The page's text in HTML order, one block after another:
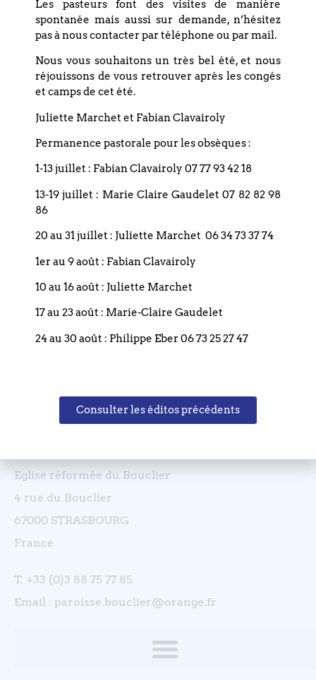
+ Ajouter à mon Agenda Google
+ Exporter vers iCal
Suivant
Eglise réformée du Bouclier
4 rue du Bouclier
67000 STRASBOURG
France
T. +33 (0)3 88 75 77 85
Email : paroisse.bouclier@orange.fr
Les pasteurs font des visites de manière
spontanée mais aussi sur demande, n’hésitez
pas à nous contacter par téléphone ou par mail.
Nous vous souhaitons un très bel été, et nous
réjouissons de vous retrouver après les congés
et camps de cet été.
Juliette Marchet et Fabian Clavairoly
Permanence pastorale pour les obsèques :
1-13 juillet : Fabian Clavairoly 07 77 93 42 18
13-19 juillet : Marie Claire Gaudelet 07 82 82 98
86
20 au 31 juillet : Juliette Marchet 06 34 73 37 74
1er au 9 août : Fabian Clavairoly
10 au 16 août : Juliette Marchet
17 au 23 août : Marie-Claire Gaudelet
24 au 30 août : Philippe Eber 06 73 25 27 47
Consulter les éditos précédents